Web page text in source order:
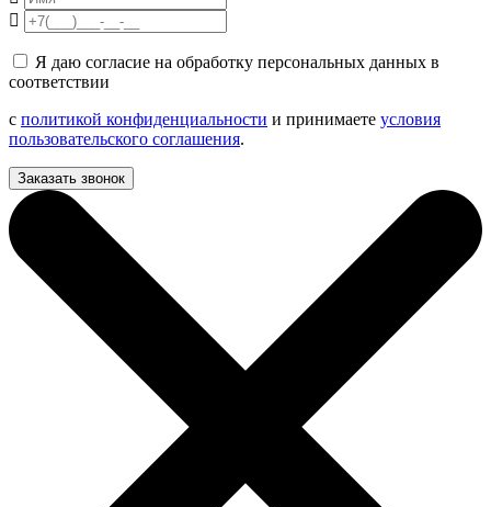
Я даю согласие на обработку персональных данных в
соответствии
с политикой конфиденциальности и принимаете условия
пользовательского соглашения.
Заказать звонок